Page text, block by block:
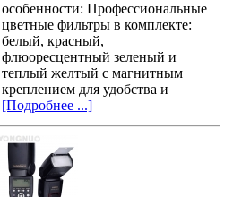
особенности: Профессиональные
цветные фильтры в комплекте:
белый, красный,
флюоресцентный зеленый и
теплый желтый с магнитным
креплением для удобства и
[Подробнее ...]